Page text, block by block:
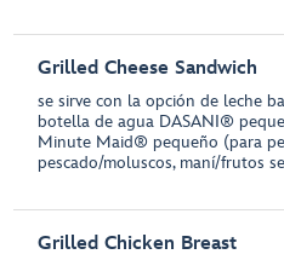
Grilled Cheese Sandwich
se sirve con la opción de leche
botella de agua DASANI®
Minute Maid® pequeño (para
pescado/moluscos, maní/frutos
Grilled Chicken Breast